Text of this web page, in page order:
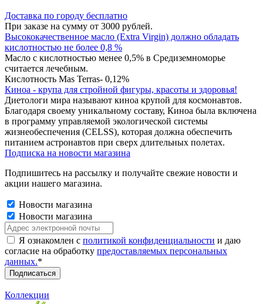
Доставка по городу бесплатно
При заказе на сумму от 3000 рублей.
Высококачественное масло (Extra Virgin) должно обладать
кислотностью не более 0,8 %
Масло с кислотностью менее 0,5% в Средиземноморье
считается лечебным.
Кислотность Mas Terras- 0,12%
Киноа - крупа для стройной фигуры, красоты и здоровья!
Диетологи мира называют киноа крупой для космонавтов.
Благодаря своему уникальному составу, Киноа была включена
в программу управляемой экологической системы
жизнеобеспечения (CELSS), которая должна обеспечить
питанием астронавтов при сверх длительных полетах.
Подписка на новости магазина
Подпишитесь на рассылку и получайте свежие новости и
акции нашего магазина.
Новости магазина
Новости магазина
Я ознакомлен с политикой конфиденциальности и даю
согласие на обработку предоставляемых персональных
данных.*
Коллекции